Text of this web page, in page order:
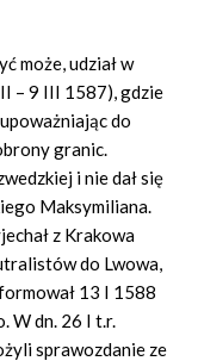
może, udział w
– 9 III 1587), gdzie
do
granic.
i nie dał się
Maksymiliana.
z Krakowa
do Lwowa,
13 I 1588
W dn. 26 I t.r.
sprawozdanie ze